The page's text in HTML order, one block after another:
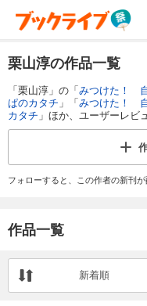
栗山淳の作品一覧
「栗山淳」の「みつけた！
ぱのカタチ 」「みつけた！
カタチ 」ほか、ユーザーレビ
フォローすると、この作者の新刊
作品一覧
新着順